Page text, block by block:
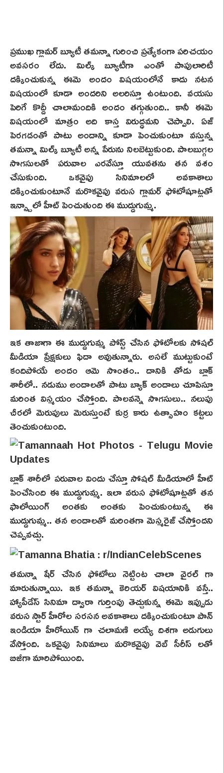
ప్రముఖ గ్లామర్ బ్యూటీ తమన్నా గురించి ప్రత్యేకంగా పరిచయం
అవసరం లేదు. మిల్క్ బ్యూటీగా ఎంతో పాపులారిటీ
దక్కించుకున్న ఈమె అందం విషయంలోనే కాదు నటన
విషయంలో కూడా అందరిని అలరిస్తూ ఉంటుంది. వయసు
పెరిగే కొద్దీ చాలామందికి అందం తగ్గుతుంది.. కానీ ఈమె
విషయంలో మాత్రం అది కాస్త విరుద్ధమని చెప్పాలి. ఏజ్
పెరగడంతో పాటు అందాన్ని కూడా పెంచుకుంటూ వస్తున్న
తమన్నా మిల్క్ బ్యూటీ అన్న పేరును నిలబెట్టుకుంది. పాలబుగ్గల
సొగసులతో పరువాల ఎరవేస్తూ యువతను తన వశం
చేసుకుంది. ఒకవైపు సినిమాలలో అవకాశాలు
దక్కించుకుంటూనే మరొకవైపు వరుస గ్లామర్ ఫోటోషూట్లతో
ఇన్స్టాలో హీట్ పెంచుతుంది ఈ ముద్దుగుమ్మ.
ఇక తాజాగా ఈ ముద్దుగుమ్మ పోస్ట్ చేసిన ఫోటోలకు సోషల్
మీడియా ప్రేక్షకులు ఫిదా అవుతున్నారు. అసలే ముట్టుకుంటే
కందిపోయే అందం ఆమె సొంతం.. దానికి తోడు బ్లాక్
శారీలో.. నడుము అందాలతో పాటు బ్యాక్ అందాలు చూపిస్తూ
మరింత విస్మయం చేస్తోంది. పాలవన్నె సొగసులు.. నలుపు
చీరలో మెరుపులు మెరుస్తుంటే కుర్ర కారు ఉత్సాహం కట్టలు
తెంచుకుంటుంది.
బ్లాక్ శారీలో పరువాల విందు చేస్తూ సోషల్ మీడియాలో హీట్
పెంచేసింది ఈ ముద్దుగుమ్మ. ఇలా వరుస ఫోటోషూట్లతో తన
ఫాలోయింగ్ అంతకు అంతకు పెంచుకుంటున్న ఈ
ముద్దుగుమ్మ.. తన అందాలతో మరింతగా మెస్మరైజ్ చేస్తోందని
చెప్పవచ్చు.
తమన్నా షేర్ చేసిన ఫోటోలు నెట్టింట చాలా వైరల్ గా
మారుతున్నాయి. ఇక తమన్నా కెరియర్ విషయానికి వస్తే..
హ్యాపీడేస్ సినిమా ద్వారా గుర్తింపు తెచ్చుకున్న ఈమె ఇప్పుడు
వరుస స్టార్ హీరోల సరసన అవకాశాలు దక్కించుకుంటూ పాన్
ఇండియా హీరోయిన్ గా చలామణి అయ్యే దిశగా అడుగులు
వేస్తోంది. ఒకవైపు సినిమాలు మరొకవైపు వెబ్ సీరీస్ లతో
బిజీగా మారిపోయింది.